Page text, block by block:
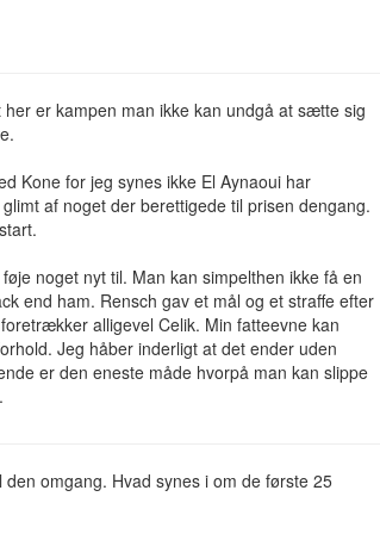
er kampen man ikke kan undgå at sætte sig
Kone for jeg synes ikke El Aynaoui har
af noget der berettigede til prisen dengang.
noget nyt til. Man kan simpelthen ikke få en
end ham. Rensch gav et mål og et straffe efter
alligevel Celik. Min fatteevne kan
Jeg håber inderligt at det ender uden
er den eneste måde hvorpå man kan slippe
omgang. Hvad synes i om de første 25